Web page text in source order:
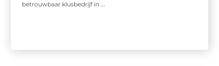
betrouwbaar klusbedrijf in ...